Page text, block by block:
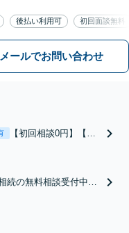
のご心情や迷いを丁寧にお
、安心・納得感の得られる
提案します。
後払い利用可 初回面談無料
メールでお問い合わせ
【初回相談0円】【年
ど、依頼者の利益を最
相続の無料相談受付中】